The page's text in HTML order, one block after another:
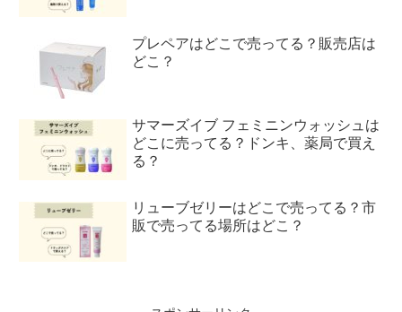
プレペアはどこで売ってる？販売店は
どこ？
サマーズイブ フェミニンウォッシュは
どこに売ってる？ドンキ、薬局で買え
る？
リューブゼリーはどこで売ってる？市
販で売ってる場所はどこ？